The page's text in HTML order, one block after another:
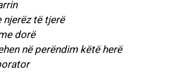
njerëz të tjerë
dorë
në perëndim këtë herë